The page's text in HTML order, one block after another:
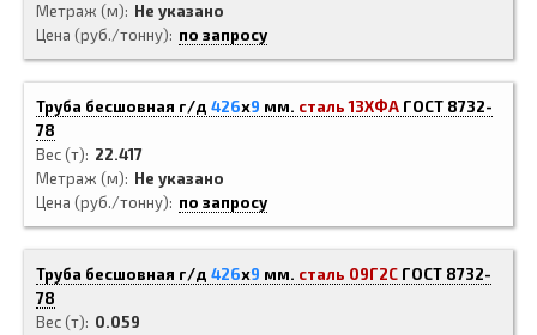
Метраж (м)
Не указано
Цена (руб./тонну)
по запросу
Труба бесшовная г/д 426x9 мм. сталь 13ХФА ГОСТ 8732-
78
Вес (т)
22.417
Метраж (м)
Не указано
Цена (руб./тонну)
по запросу
Труба бесшовная г/д 426x9 мм. сталь 09Г2С ГОСТ 8732-
78
Вес (т)
0.059